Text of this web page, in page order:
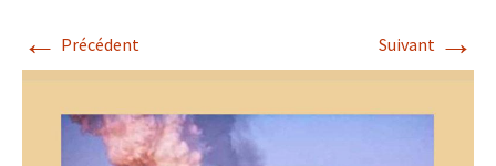
← Précédent Suivant →